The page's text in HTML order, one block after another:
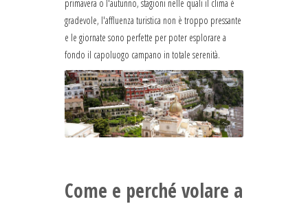
primavera o l'autunno, stagioni nelle quali il clima è
gradevole, l'affluenza turistica non è troppo pressante
e le giornate sono perfette per poter esplorare a
fondo il capoluogo campano in totale serenità.
Come e perché volare a